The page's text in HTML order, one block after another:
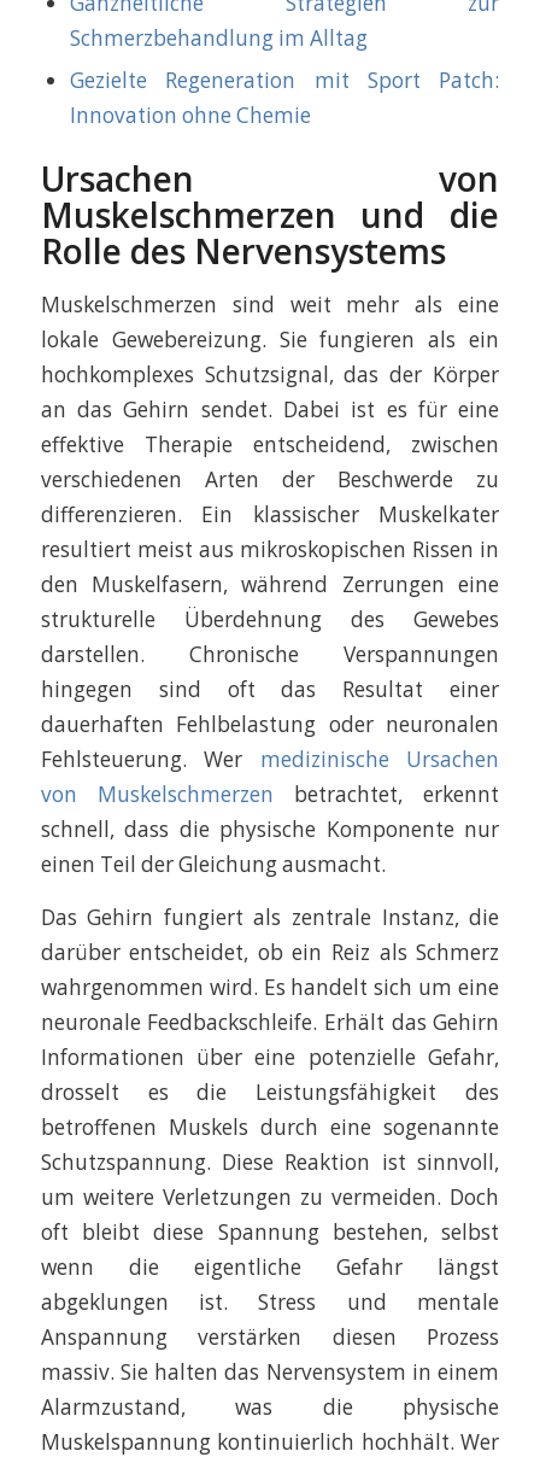
Schmerzbehandlung im Alltag
Gezielte Regeneration mit Sport Patch:
Innovation ohne Chemie
Ursachen von
Muskelschmerzen und die
Rolle des Nervensystems
Muskelschmerzen sind weit mehr als eine
lokale Gewebereizung. Sie fungieren als ein
hochkomplexes Schutzsignal, das der Körper
an das Gehirn sendet. Dabei ist es für eine
effektive Therapie entscheidend, zwischen
verschiedenen Arten der Beschwerde zu
differenzieren. Ein klassischer Muskelkater
resultiert meist aus mikroskopischen Rissen in
den Muskelfasern, während Zerrungen eine
strukturelle Überdehnung des Gewebes
darstellen. Chronische Verspannungen
hingegen sind oft das Resultat einer
dauerhaften Fehlbelastung oder neuronalen
Fehlsteuerung. Wer medizinische Ursachen
von Muskelschmerzen betrachtet, erkennt
schnell, dass die physische Komponente nur
einen Teil der Gleichung ausmacht.
Das Gehirn fungiert als zentrale Instanz, die
darüber entscheidet, ob ein Reiz als Schmerz
wahrgenommen wird. Es handelt sich um eine
neuronale Feedbackschleife. Erhält das Gehirn
Informationen über eine potenzielle Gefahr,
drosselt es die Leistungsfähigkeit des
betroffenen Muskels durch eine sogenannte
Schutzspannung. Diese Reaktion ist sinnvoll,
um weitere Verletzungen zu vermeiden. Doch
oft bleibt diese Spannung bestehen, selbst
wenn die eigentliche Gefahr längst
abgeklungen ist. Stress und mentale
Anspannung verstärken diesen Prozess
massiv. Sie halten das Nervensystem in einem
Alarmzustand, was die physische
Muskelspannung kontinuierlich hochhält. Wer